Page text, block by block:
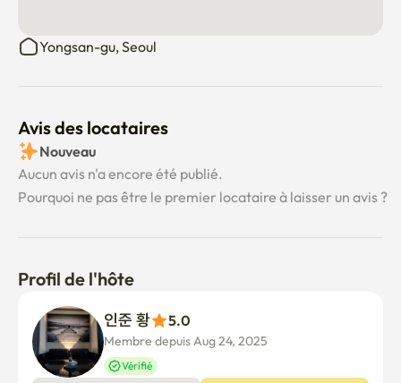
Yongsan-gu, Seoul
Avis des locataires
Nouveau
Aucun avis n'a encore été publié.
Pourquoi ne pas être le premier locataire à laisser un avis ?
Profil de l'hôte
인준 황 5.0
Membre depuis Aug 24, 2025
Vérifié